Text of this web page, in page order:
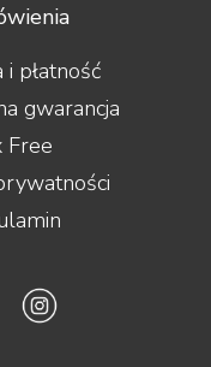
płatność
gwarancja
Free